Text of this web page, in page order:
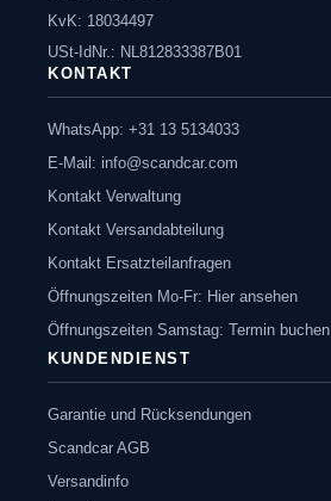
KvK: 18034497
USt-IdNr.: NL812833387B01
KONTAKT
WhatsApp: +31 13 5134033
E-Mail: info@scandcar.com
Kontakt Verwaltung
Kontakt Versandabteilung
Kontakt Ersatzteilanfragen
Öffnungszeiten Mo-Fr: Hier ansehen
Öffnungszeiten Samstag: Termin buchen
KUNDENDIENST
Garantie und Rücksendungen
Scandcar AGB
Versandinfo